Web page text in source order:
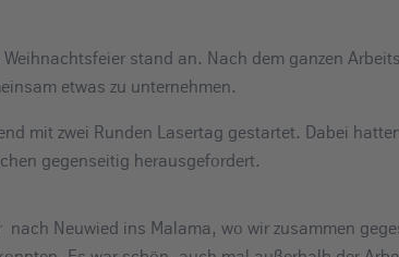
stand an. Nach dem ganzen
etwas zu unternehmen.
mit zwei Runden Lasertag gestartet. Dabei
gegenseitig herausgefordert.
Neuwied ins Malama, wo wir zusammen